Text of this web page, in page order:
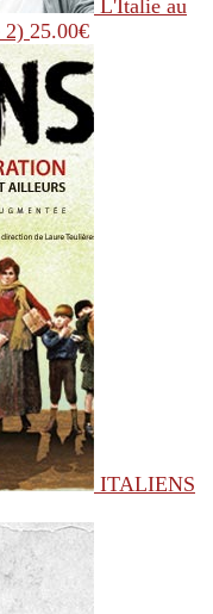
L'Italie au
2) 25.00€
ITALIENS